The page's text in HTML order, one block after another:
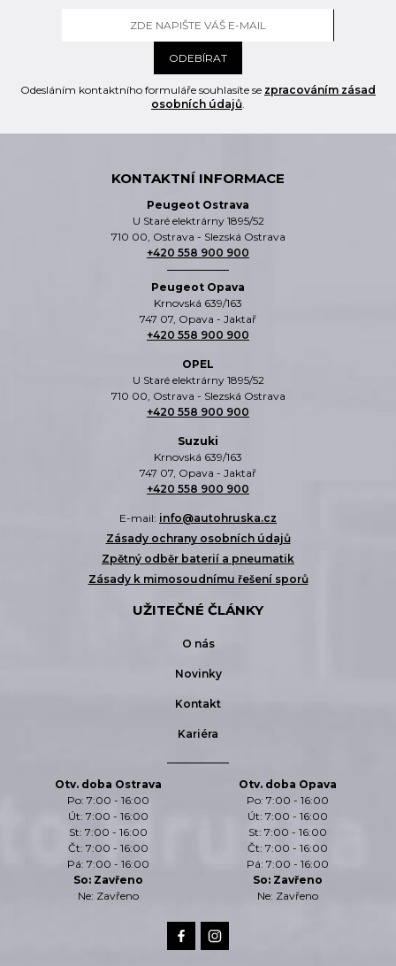
ODEBÍRAT
Odesláním kontaktního formuláře souhlasíte se zpracováním zásad
osobních údajů.
KONTAKTNÍ INFORMACE
Peugeot Ostrava
U Staré elektrárny 1895/52
710 00, Ostrava - Slezská Ostrava
+420 558 900 900
Peugeot Opava
Krnovská 639/163
747 07, Opava - Jaktař
+420 558 900 900
OPEL
U Staré elektrárny 1895/52
710 00, Ostrava - Slezská Ostrava
+420 558 900 900
Suzuki
Krnovská 639/163
747 07, Opava - Jaktař
+420 558 900 900
E-mail: info@autohruska.cz
Zásady ochrany osobních údajů
Zpětný odběr baterií a pneumatik
Zásady k mimosoudnímu řešení sporů
UŽITEČNÉ ČLÁNKY
O nás
Novinky
Kontakt
Kariéra
Otv. doba Ostrava
Po: 7:00 - 16:00
Út: 7:00 - 16:00
St: 7:00 - 16:00
Čt: 7:00 - 16:00
Pá: 7:00 - 16:00
So: Zavřeno
Ne: Zavřeno
Otv. doba Opava
Po: 7:00 - 16:00
Út: 7:00 - 16:00
St: 7:00 - 16:00
Čt: 7:00 - 16:00
Pá: 7:00 - 16:00
So: Zavřeno
Ne: Zavřeno